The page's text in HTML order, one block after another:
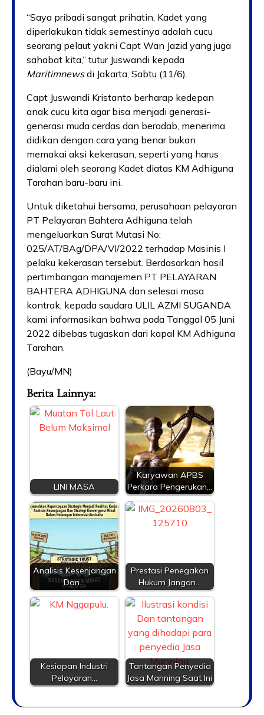
“Saya pribadi sangat prihatin, Kadet yang
diperlakukan tidak semestinya adalah cucu
seorang pelaut yakni Capt Wan Jazid yang juga
sahabat kita,” tutur Juswandi kepada
Maritimnewsdi Jakarta, Sabtu (11/6).
Capt Juswandi Kristanto berharap kedepan
anak cucu kita agar bisa menjadi generasi-
generasi muda cerdas dan beradab, menerima
didikan dengan cara yang benar bukan
memakai aksi kekerasan, seperti yang harus
dialami oleh seorang Kadet diatas KM Adhiguna
Tarahan baru-baru ini.
Untuk diketahui bersama, perusahaan pelayaran
PT Pelayaran Bahtera Adhiguna telah
mengeluarkan Surat Mutasi No:
025/AT/BAg/DPA/VI/2022 terhadap Masinis I
pelaku kekerasan tersebut. Berdasarkan hasil
pertimbangan manajemen PT PELAYARAN
BAHTERA ADHIGUNA dan selesai masa
kontrak, kepada saudara ULIL AZMI SUGANDA
kami informasikan bahwa pada Tanggal 05 Juni
2022 dibebas tugaskan dari kapal KM Adhiguna
Tarahan.
(Bayu/MN)
Berita Lainnya:
LINI MASA
Karyawan APBS
Perkara Pengerukan…
Analisis Kesenjangan
Dan…
Prestasi Penegakan
Hukum Jangan…
Kesiapan Industri
Pelayaran…
Tantangan Penyedia
Jasa Manning Saat Ini